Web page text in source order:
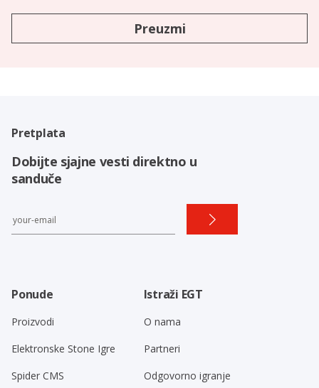
Preuzmi
Pretplata
Dobijte sjajne vesti direktno u
sanduče
Ponude
Proizvodi
Elektronske Stone Igre
Spider CMS
Istraži EGT
O nama
Partneri
Odgovorno igranje